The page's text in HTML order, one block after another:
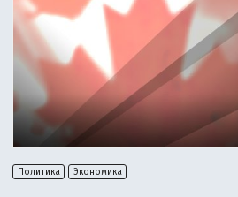
Политика Экономика